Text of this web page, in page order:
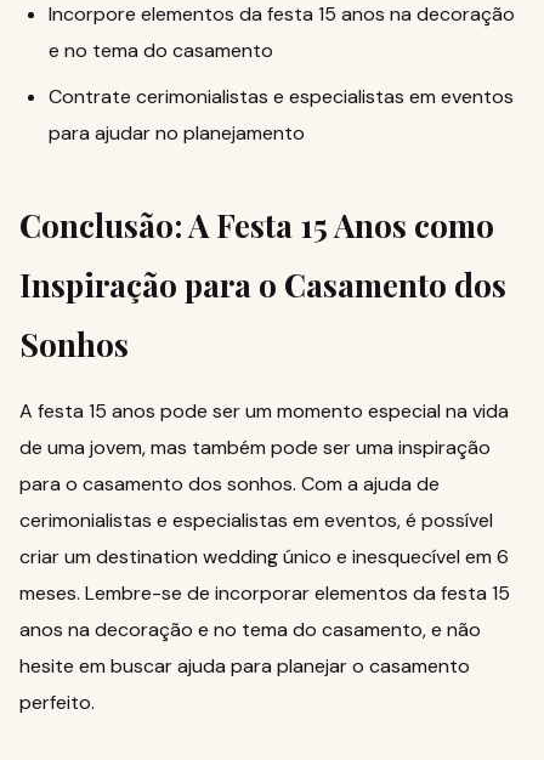
Incorpore elementos da festa 15 anos na decoração
e no tema do casamento
Contrate cerimonialistas e especialistas em eventos
para ajudar no planejamento
Conclusão: A Festa 15 Anos como
Inspiração para o Casamento dos
Sonhos
A festa 15 anos pode ser um momento especial na vida
de uma jovem, mas também pode ser uma inspiração
para o casamento dos sonhos. Com a ajuda de
cerimonialistas e especialistas em eventos, é possível
criar um destination wedding único e inesquecível em 6
meses. Lembre-se de incorporar elementos da festa 15
anos na decoração e no tema do casamento, e não
hesite em buscar ajuda para planejar o casamento
perfeito.